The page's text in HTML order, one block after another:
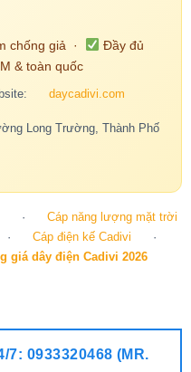
chống giả ·
Đầy đủ
& toàn quốc
daycadivi.com
Long Trường, Thành Phố
·
Cáp năng lượng mặt trời
· Cáp điện kế Cadivi
·
giá dây điện Cadivi 2026
7: 0933320468 (MR.